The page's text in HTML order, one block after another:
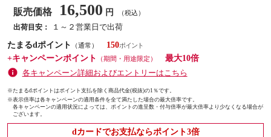
販売価格 16,500 円 （税込）
出荷目安：
１～２営業日で出荷
たまるdポイント
（通常）
150
+キャンペーンポイント
（期間・用途限定）
最大10倍
各キャンペーン詳細およびエントリーはこちら
※たまるdポイントはポイント支払を除く商品代金(税抜)の1％です。
※表示倍率は各キャンペーンの適用条件を全て満たした場合の最大倍率です。
各キャンペーンの適用状況によっては、ポイントの進呈数・付与倍率が最大倍率より少なくなる場合が
ございます。
dカードでお支払ならポイント3倍